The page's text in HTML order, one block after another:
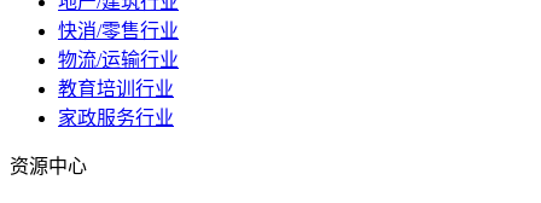
快消/零售行业
物流/运输行业
教育培训行业
家政服务行业
资源中心